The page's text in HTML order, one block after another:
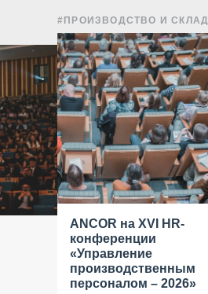
#ПРОИЗВОДСТВО И
ANCOR на XVI HR-
конференции
«Управление
производственным
персоналом – 2026»